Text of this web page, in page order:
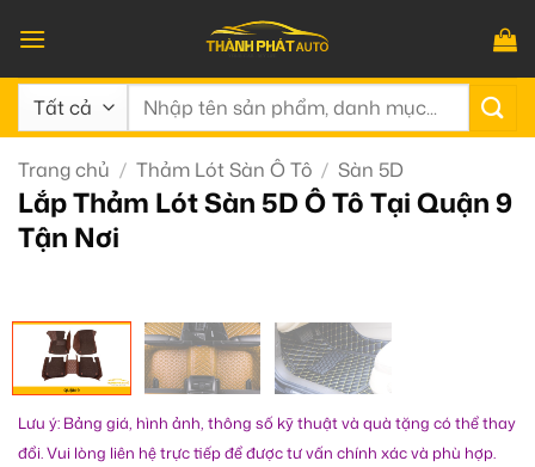
qua
nội
dung
Tìm
Trang chủ / Thảm Lót Sàn Ô Tô / Sàn 5D
Lắp Thảm Lót Sàn 5D Ô Tô Tại Quận 9
Tận Nơi
Lưu ý: Bảng giá, hình ảnh, thông số kỹ thuật và quà tặng có thể thay
đổi. Vui lòng liên hệ trực tiếp để được tư vấn chính xác và phù hợp.